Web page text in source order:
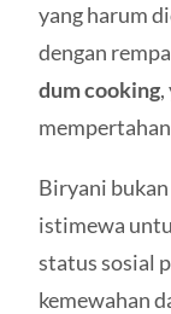
yang harum
dengan
dum cooking,
Biryani
istimewa
status sosial
kemewahan